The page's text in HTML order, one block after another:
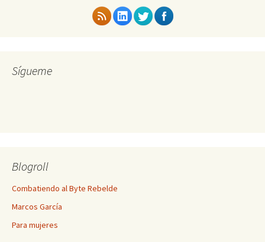
Sígueme
Blogroll
Combatiendo al Byte Rebelde
Marcos García
Para mujeres